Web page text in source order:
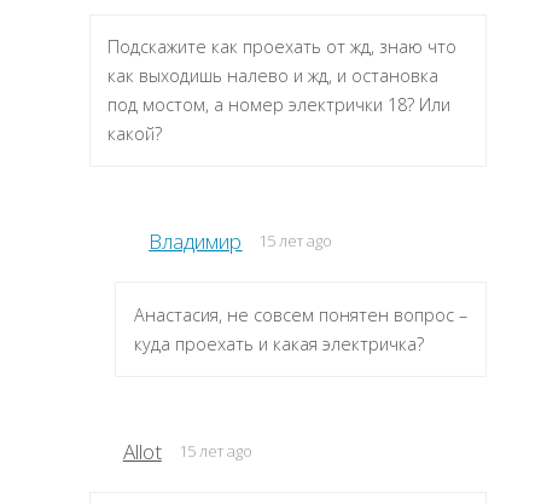
Подскажите как проехать от жд, знаю что
как выходишь налево и жд, и остановка
под мостом, а номер электрички 18? Или
какой?
Владимир 15 лет ago
Анастасия, не совсем понятен вопрос –
куда проехать и какая электричка?
Allot 15 лет ago